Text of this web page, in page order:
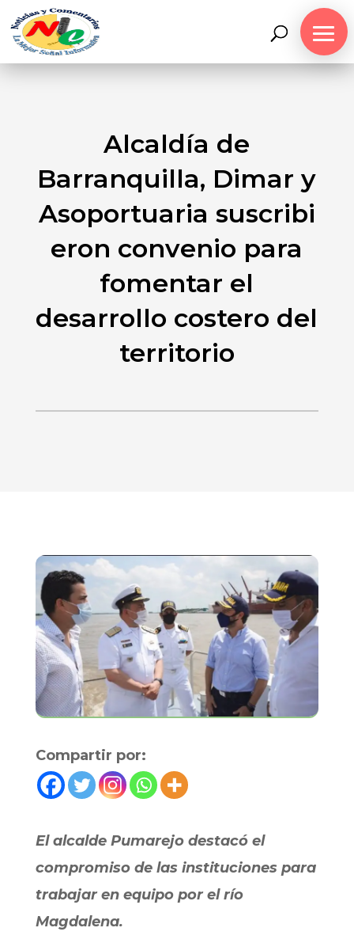
Alcaldía de
Barranquilla, Dimar y
Asoportuaria suscribi
eron convenio para
fomentar el
desarrollo costero del
territorio
Compartir por:
El alcalde Pumarejo destacó el
compromiso de las instituciones para
trabajar en equipo por el río
Magdalena.